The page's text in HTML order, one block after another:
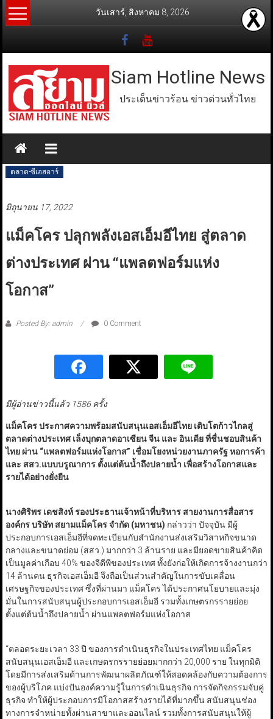
Skip
to
วันเสาร์, สิงหาคม 8, 2026
Siam Hotline News
ประเด็นข่าวร้อน ข่าวด่วนทั่วไทย
ตลาด-ซีเอสอาร์
มิถุนายน 17, 2022
แม็คโคร ปลุกพลังเอสเอ็มอีไทย สู่ตลาด
ต่างประเทศ ผ่าน “แพลตฟอร์มแห่ง
โอกาส”
Posted By: admin 0 Comment
มีผู้อ่านข่าวนี้แล้ว 1586 ครั้ง
แม็คโคร ประกาศความพร้อมสนับสนุนเอสเอ็มอีไทย เติบโตก้าวไกลสู่
ตลาดต่างประเทศ เล็งบุกตลาดอาเซียน จีน และ อินเดีย ที่ชื่นชอบสินค้า
ไทย ผ่าน “แพลตฟอร์มแห่งโอกาส” เชื่อมโยงหน่วยงานภาครัฐ หอการค้า
และ สสว.แบบบรูณาการ ตั้งแต่ต้นน้ำถึงปลายน้ำ เพื่อสร้างโอกาสและ
รายได้อย่างยั่งยืน
นางศิริพร เดชสิงห์ รองประธานเจ้าหน้าที่บริหาร สายงานการสื่อสาร
องค์กร บริษัท สยามแม็คโคร จำกัด (มหาชน) กล่าวว่า ปัจจุบัน มีผู้
ประกอบการเอสเอ็มอีที่จดทะเบียนกับสำนักงานส่งเสริมวิสาหกิจขนาด
กลางและขนาดย่อม (สสว.) มากกว่า 3 ล้านราย และมียอดขายสินค้าคิด
เป็นมูลค่าเกือบ 40% ของจีดีพีของประเทศ ทั้งยังก่อให้เกิดการจ้างงานกว่า
14 ล้านคน ธุรกิจเอสเอ็มอี จึงถือเป็นส่วนสำคัญในการขับเคลื่อน
เศรษฐกิจของประเทศ ซึ่งที่ผ่านมา แม็คโคร ได้ประกาศนโยบายและมุ่ง
มั่นในการสนับสนุนผู้ประกอบการเอสเอ็มอี รวมทั้งเกษตรกรรายย่อย
ตั้งแต่ต้นน้ำถึงปลายน้ำ ผ่านแพลตฟอร์มแห่งโอกาส
“ตลอดระยะเวลา 33 ปี ของการดำเนินธุรกิจในประเทศไทย แม็คโคร
สนับสนุนเอสเอ็มอี และเกษตรกรรายย่อยมากกว่า 20,000 ราย ในทุกมิติ
โดยมีการส่งเสริมด้านการพัฒนาผลิตภัณฑ์ให้สอดคล้องกับความต้องการ
ของผู้บริโภค แบ่งปันองค์ความรู้ในการดำเนินธุรกิจ การจัดกิจกรรมจับคู่
ธุรกิจ ทำให้ผู้ประกอบการมีโอกาสสร้างรายได้ที่มากขึ้น สนับสนุนช่อง
ทางการจำหน่ายทั้งผ่านสาขาและออนไลน์ รวมทั้งการสนับสนุนให้ผู้